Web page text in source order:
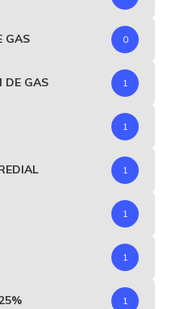
GAS 0
DE GAS 1
1
1
1
1
1